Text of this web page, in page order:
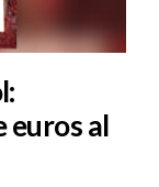
euros al